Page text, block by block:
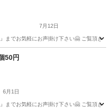
7月12日
までお気軽にお声掛け下さい🤗 ご覧頂
カバン
50円
6月1日
までお気軽にお声掛け下さい🤗 ご覧頂